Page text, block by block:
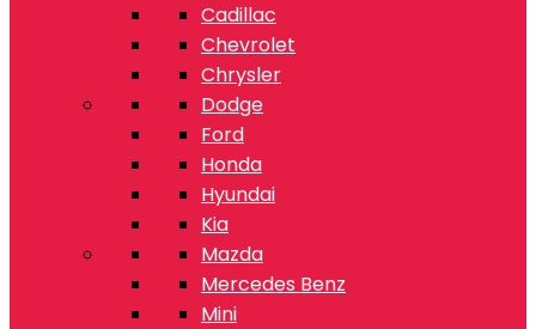
Cadillac
Chevrolet
Chrysler
Dodge
Ford
Honda
Hyundai
Kia
Mazda
Mercedes Benz
Mini